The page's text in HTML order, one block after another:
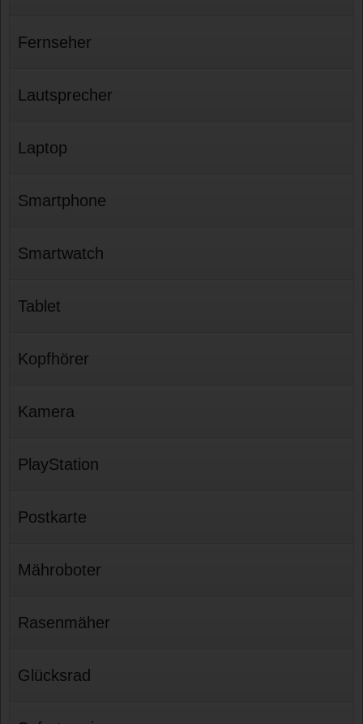
Fernseher
Lautsprecher
Laptop
Smartphone
Smartwatch
Tablet
Kopfhörer
Kamera
PlayStation
Postkarte
Mähroboter
Rasenmäher
Glücksrad